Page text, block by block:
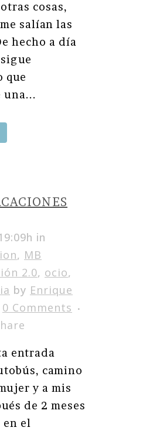
cosas,
salían las
hecho a día
que
una...
in
, MB
2.0, ocio,
by Enrique
0 Comments
entrada
camino
y a mis
de 2 meses
el